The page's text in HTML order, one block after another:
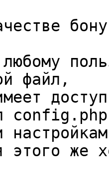
файл,
config.php
этого же